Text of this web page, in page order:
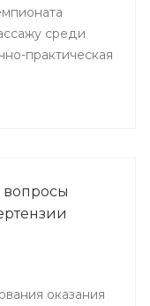
среди
практическая
вопросы
оказания